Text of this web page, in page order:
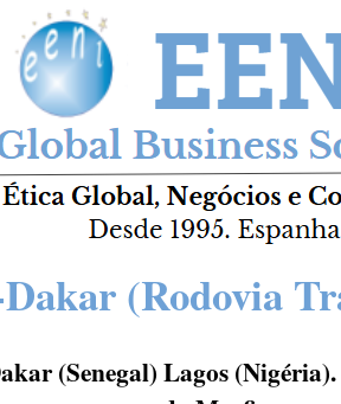
(Rodovia
(Senegal) Lagos